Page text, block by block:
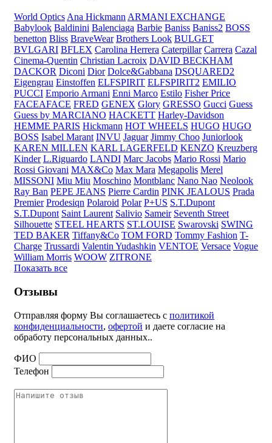
World Optics Ana Hickmann ARMANI EXCHANGE
Babylook Baldinini Balenciaga Barbie Baniss Baniss2 BOSS
benetton Bliss BraveWear Brothers Look BULGET
BVLGARI BFLEX Carolina Herrera Caterpillar Carrera Cazal
Cinema-Quentin Christian Lacroix DAVID BECKHAM
DACKOR Diconi Dior Dolce&Gabbana DSQUARED2
Eigengrau Einstoffen ELFSPIRIT ELFSPIRIT2 EMILIO
PUCCI Emporio Armani Enni Marco Estilo Fisher Price
FACEAFACE FRED GENEX Glory GRESSO Gucci Guess
Guess by MARCIANO HACKETT Harley-Davidson
HEMME PARIS Hickmann HOT WHEELS HUGO HUGO
BOSS Isabel Marant INVU Jaguar Jimmy Choo Juniorlook
KAREN MILLEN KARL LAGERFELD KENZO Kreuzberg
Kinder L.Riguardo LANDI Marc Jacobs Mario Rossi Mario
Rossi Giovani MAX&Co Max Mara Megapolis Merel
MISSONI Miu Miu Moschino Montblanc Nano Nao Neolook
Ray Ban PEPE JEANS Pierre Cardin PINK JEALOUS Prada
Premier Prodesiqn Polaroid Polar P+US S.T.Dupont
S.T.Dupont Saint Laurent Salivio Sameir Seventh Street
Silhouette STEEL HEARTS ST.LOUISE Swarovski SWING
TED BAKER Tiffany&Co TOM FORD Tommy Fashion T-
Charge Trussardi Valentin Yudashkin VENTOE Versace Vogue
William Morris WOOW ZITRONE
Показать все
Отзывы
Отправляя форму Вы соглашаетесь с политикой
конфиденциальности, офертой и даете согласие на
обработу персональных данных..
ФИО
Телефон